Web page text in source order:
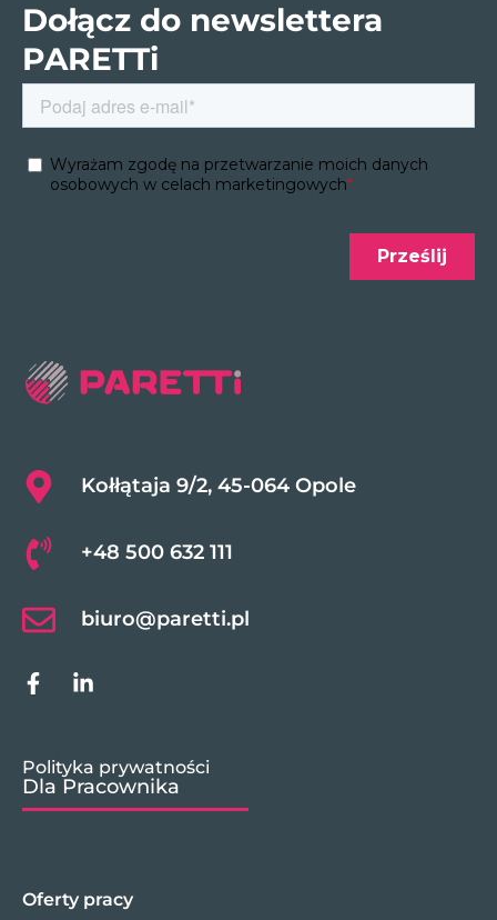
Dołącz do newslettera
PARETTi
Kołłątaja 9/2, 45-064 Opole
+48 500 632 111
biuro@paretti.pl
Polityka prywatności
Dla Pracownika
Oferty pracy